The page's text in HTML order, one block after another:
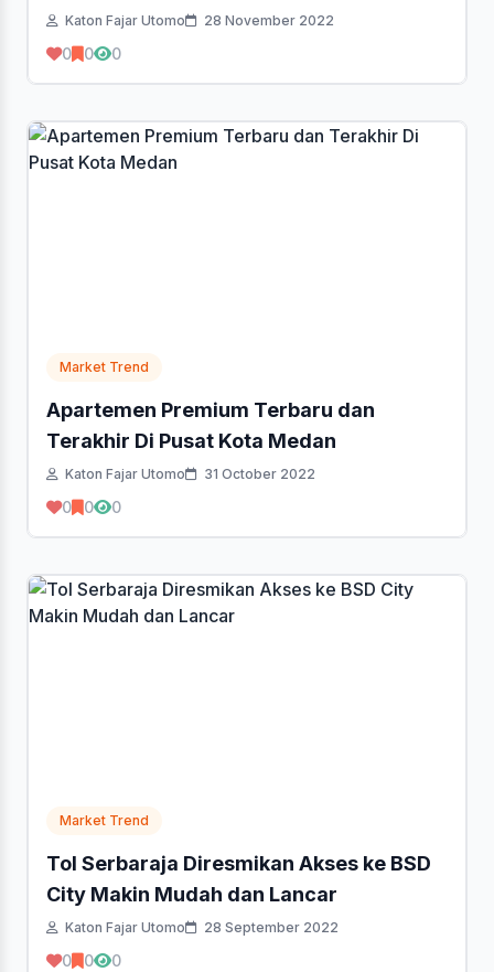
Katon Fajar Utomo 28 November 2022
0 0 0
Market Trend
Apartemen Premium Terbaru dan
Terakhir Di Pusat Kota Medan
Katon Fajar Utomo 31 October 2022
0 0 0
Market Trend
Tol Serbaraja Diresmikan Akses ke BSD
City Makin Mudah dan Lancar
Katon Fajar Utomo 28 September 2022
0 0 0